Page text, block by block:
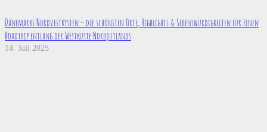
Dänemarks Nordvestkysten – die schönsten Orte, Highlights & Sehenswürdigkeiten für einen
Roadtrip entlang der Westküste Nordjütlands
14. Juli 2025